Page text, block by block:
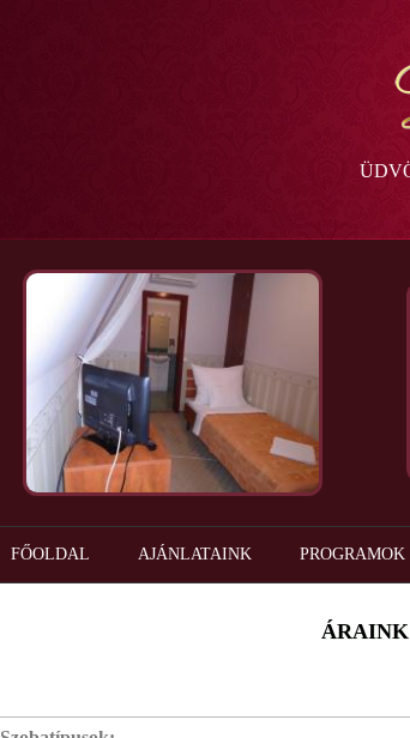
FŐOLDAL AJÁNLATAINK PROGRAMOK
ÁRAINK